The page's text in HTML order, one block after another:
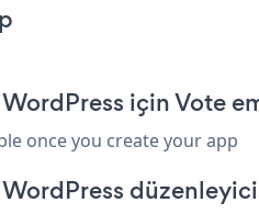
için Vote
once you create your app